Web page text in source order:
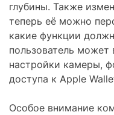
глубины. Также
теперь её можно
какие функции
пользователь
настройки камеры,
доступа к Apple
Особое внимание